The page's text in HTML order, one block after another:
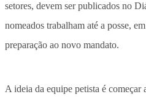
setores, devem ser publicados no
nomeados trabalham até a posse,
preparação ao novo mandato.
A ideia da equipe petista é começar